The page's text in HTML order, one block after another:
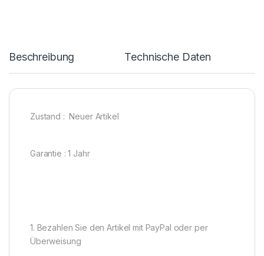
Beschreibung Technische Daten
Zustand : Neuer Artikel
Garantie : 1 Jahr
1. Bezahlen Sie den Artikel mit PayPal oder per
Überweisung